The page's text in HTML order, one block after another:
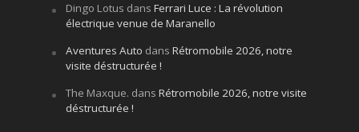
Dingo Lotus dans Ferrari Luce : La révolution
électrique venue de Maranello
Aventures Auto dans Rétromobile 2026, notre
visite déstructurée !
The Maxque. dans Rétromobile 2026, notre visite
déstructurée !